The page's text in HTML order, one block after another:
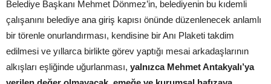
Belediye Başkanı Mehmet Dönmez’in, belediyenin bu kıdemli
çalışanını belediye ana giriş kapısı önünde düzenlenecek anlamlı
bir törenle onurlandırması, kendisine bir Anı Plaketi takdim
edilmesi ve yıllarca birlikte görev yaptığı mesai arkadaşlarının
alkışları eşliğinde uğurlanması, yalnızca Mehmet Antakyalı’ya